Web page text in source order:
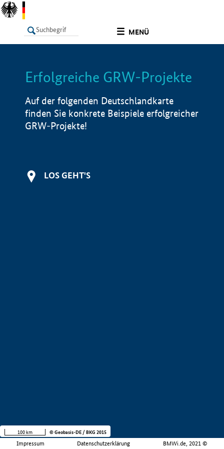
MENÜ
LISTE Info
Erfolgreiche GRW-Projekte
Auf der folgenden Deutschlandkarte
finden Sie konkrete Beispiele erfolgreicher
GRW-Projekte!
LOS GEHT'S
Impressum Datenschutzerklärung BMWi.de, 2021 ©
100 km © Geobasis-DE / BKG 2015